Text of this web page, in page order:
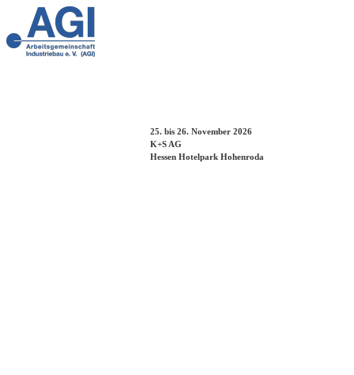
25. bis 26. November 2026
K+S AG
Hessen Hotelpark Hohenroda